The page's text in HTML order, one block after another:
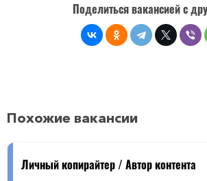
Поделиться вакансией с
Похожие вакансии
Личный копирайтер / Автор контента